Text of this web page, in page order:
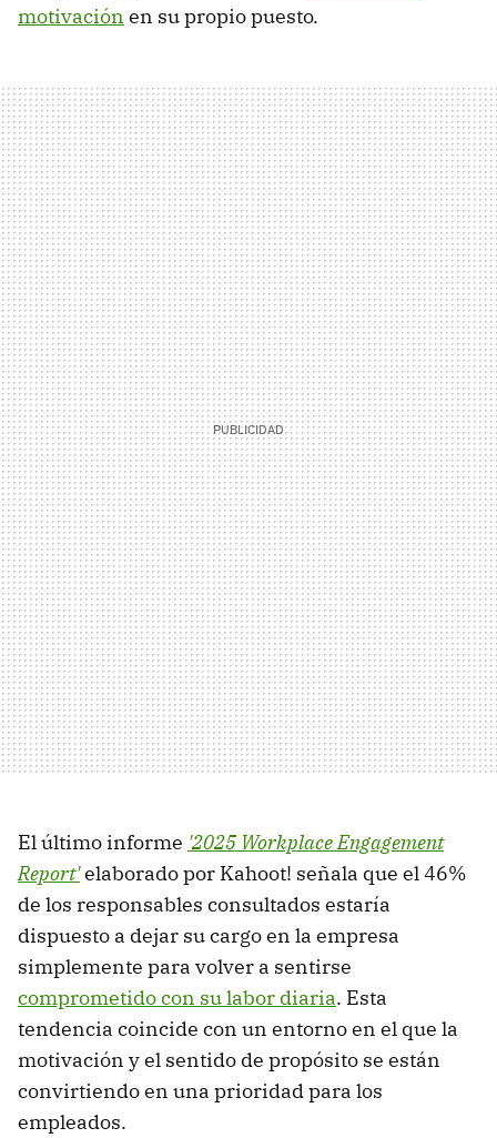
motivación en su propio puesto.
El último informe '2025 Workplace Engagement
Report'elaborado por Kahoot! señala que el 46%
de los responsables consultados estaría
dispuesto a dejar su cargo en la empresa
simplemente para volver a sentirse
comprometido con su labor diaria. Esta
tendencia coincide con un entorno en el que la
motivación y el sentido de propósito se están
convirtiendo en una prioridad para los
empleados.